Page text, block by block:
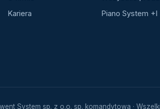
Kariera
Piano System +I
System sp. z o.o. sp. komandytowa ·